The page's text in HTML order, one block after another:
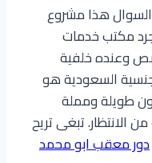
السوال هذا مشروع
مكتب خدمات
وعنده خلفية
السعودية هو
طويلة ومملة
الانتظار. تبغى تريح
دور معقب ابو محمد